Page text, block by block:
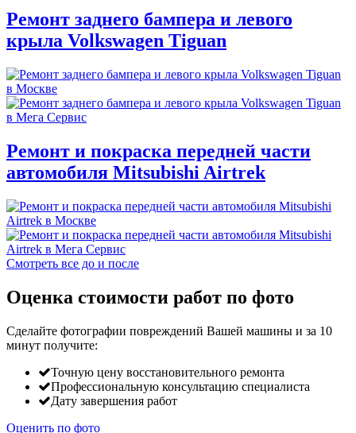
Ремонт заднего бампера и левого
крыла Volkswagen Tiguan
Ремонт и покраска передней части
автомобиля Mitsubishi Airtrek
Смотреть все до и после
Оценка стоимости работ по фото
Сделайте фотографии повреждений Вашей машины и за 10
минут получите:
Точную цену восстановительного ремонта
Профессиональную консультацию специалиста
Дату завершения работ
Оценить по фото